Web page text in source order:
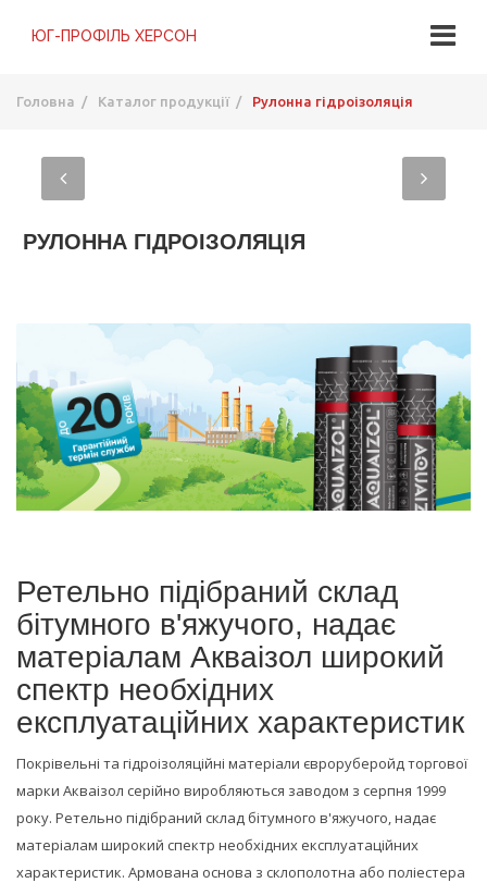
Головна / Каталог продукції / Рулонна гідроізоляція
РУЛОННА ГІДРОІЗОЛЯЦІЯ
Ретельно підібраний склад
бітумного в'яжучого, надає
матеріалам Акваізол широкий
спектр необхідних
експлуатаційних характеристик
Покрівельні та гідроізоляційні матеріали євроруберойд торгової
марки Акваізол серійно виробляються заводом з серпня 1999
року. Ретельно підібраний склад бітумного в'яжучого, надає
матеріалам широкий спектр необхідних експлуатаційних
характеристик. Армована основа з склополотна або поліестера